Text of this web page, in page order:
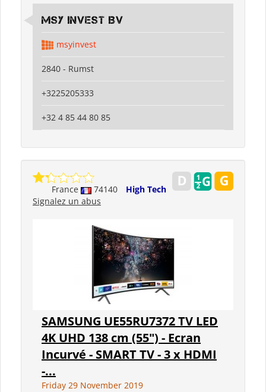
MSY Invest BV
msyinvest
2840 - Rumst
+3225205333
+32 4 85 44 80 85
France 74140
High Tech
Signalez un abus
SAMSUNG UE55RU7372 TV LED
4K UHD 138 cm (55") - Ecran
Incurvé - SMART TV - 3 x HDMI
-...
Friday 29 November 2019